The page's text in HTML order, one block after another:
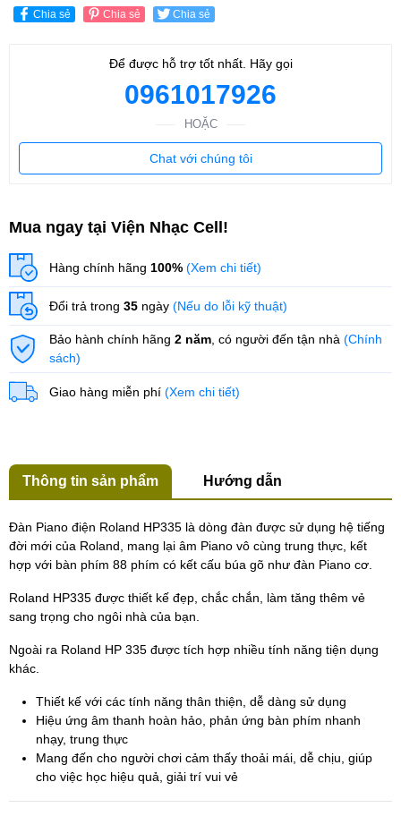
Chia sẻ Chia sẻ Chia sẻ
Để được hỗ trợ tốt nhất. Hãy gọi
0961017926
HOẶC
Chat với chúng tôi
Mua ngay tại Viện Nhạc Cell!
Hàng chính hãng 100% (Xem chi tiết)
Đổi trả trong 35 ngày (Nếu do lỗi kỹ thuật)
Bảo hành chính hãng 2 năm , có người đến tận nhà (Chính
sách)
Giao hàng miễn phí (Xem chi tiết)
Thông tin sản phẩm Hướng dẫn
Đàn Piano điện Roland HP335 là dòng đàn được sử dụng hệ tiếng
đời mới của Roland, mang lại âm Piano vô cùng trung thực, kết
hợp với bàn phím 88 phím có kết cấu búa gõ như đàn Piano cơ.
Roland HP335 được thiết kế đẹp, chắc chắn, làm tăng thêm vẻ
sang trọng cho ngôi nhà của bạn.
Ngoài ra Roland HP 335 được tích hợp nhiều tính năng tiện dụng
khác.
Thiết kế với các tính năng thân thiện, dễ dàng sử dụng
Hiệu ứng âm thanh hoàn hảo, phản ứng bàn phím nhanh
nhạy, trung thực
Mang đến cho người chơi cảm thấy thoải mái, dễ chịu, giúp
cho việc học hiệu quả, giải trí vui vẻ